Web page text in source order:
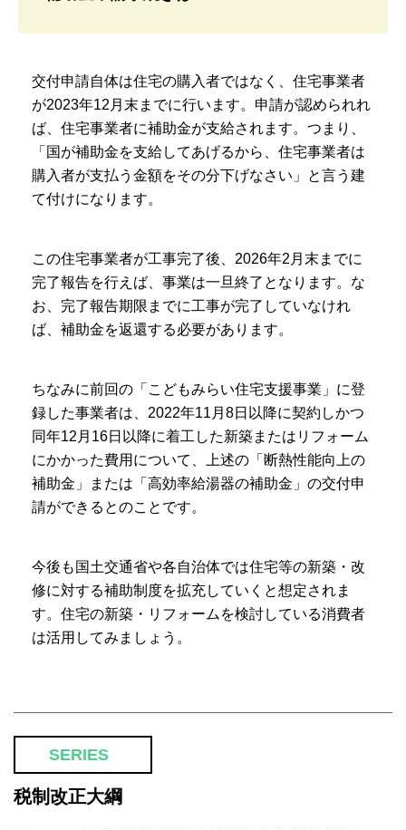
交付申請自体は住宅の購入者ではなく、住宅事業者
が2023年12月末までに行います。申請が認められれ
ば、住宅事業者に補助金が支給されます。つまり、
「国が補助金を支給してあげるから、住宅事業者は
購入者が支払う金額をその分下げなさい」と言う建
て付けになります。
この住宅事業者が工事完了後、2026年2月末までに
完了報告を行えば、事業は一旦終了となります。な
お、完了報告期限までに工事が完了していなけれ
ば、補助金を返還する必要があります。
ちなみに前回の「こどもみらい住宅支援事業」に登
録した事業者は、2022年11月8日以降に契約しかつ
同年12月16日以降に着工した新築またはリフォーム
にかかった費用について、上述の「断熱性能向上の
補助金」または「高効率給湯器の補助金」の交付申
請ができるとのことです。
今後も国土交通省や各自治体では住宅等の新築・改
修に対する補助制度を拡充していくと想定されま
す。住宅の新築・リフォームを検討している消費者
は活用してみましょう。
SERIES
税制改正大綱